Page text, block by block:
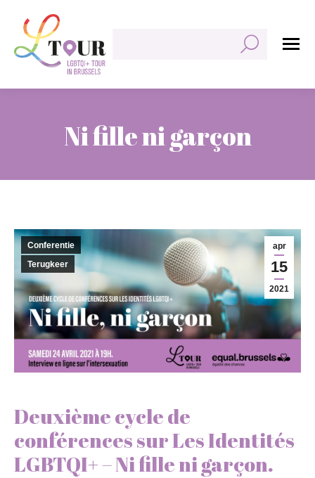
Ni fille ni garçon
apr
15
2021
Conferentie
Terugkeer
Deuxième cycle de
conférences sur Les Identités
LGBTQI+ – Ni fille ni garçon.